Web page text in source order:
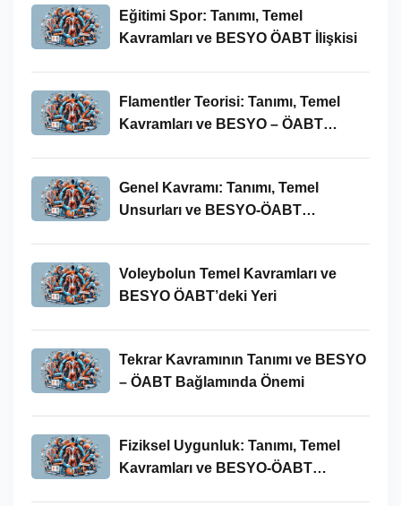
Eğitimi Spor: Tanımı, Temel
Kavramları ve BESYO ÖABT İlişkisi
Flamentler Teorisi: Tanımı, Temel
Kavramları ve BESYO – ÖABT
Genel Kavramı: Tanımı, Temel
Unsurları ve BESYO-ÖABT
Voleybolun Temel Kavramları ve
BESYO ÖABT’deki Yeri
Tekrar Kavramının Tanımı ve BESYO
– ÖABT Bağlamında Önemi
Fiziksel Uygunluk: Tanımı, Temel
Kavramları ve BESYO-ÖABT